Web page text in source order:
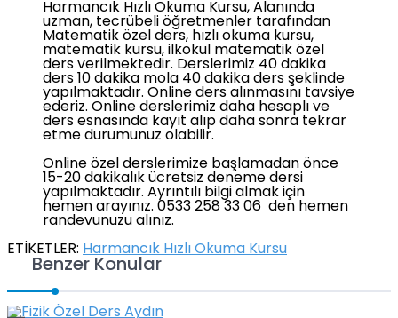
Harmancık Hızlı Okuma Kursu, Alanında
uzman, tecrübeli öğretmenler tarafından
Matematik özel ders, hızlı okuma kursu,
matematik kursu, ilkokul matematik özel
ders verilmektedir. Derslerimiz 40 dakika
ders 10 dakika mola 40 dakika ders şeklinde
yapılmaktadır. Online ders alınmasını tavsiye
ederiz. Online derslerimiz daha hesaplı ve
ders esnasında kayıt alıp daha sonra tekrar
etme durumunuz olabilir.
Online özel derslerimize başlamadan önce
15-20 dakikalık ücretsiz deneme dersi
yapılmaktadır. Ayrıntılı bilgi almak için
hemen arayınız. 0533 258 33 06 den hemen
randevunuzu alınız.
ETİKETLER: Harmancık Hızlı Okuma Kursu
Benzer Konular